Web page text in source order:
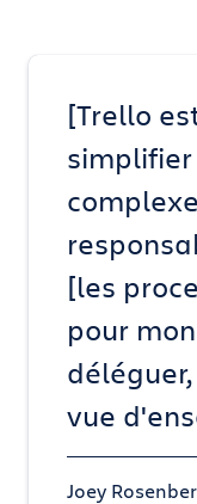
[Trello
[les
pour
vue
Joey